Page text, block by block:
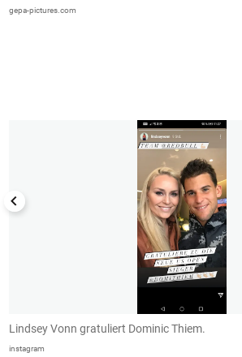
gepa-pictures.com
Lindsey Vonn gratuliert Dominic Thiem.
instagram